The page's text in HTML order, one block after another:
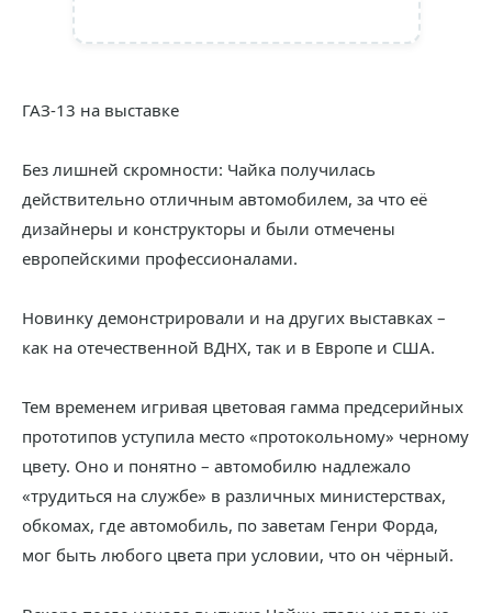
ГАЗ-13 на выставке
Без лишней скромности: Чайка получилась
действительно отличным автомобилем, за что её
дизайнеры и конструкторы и были отмечены
европейскими профессионалами.
Новинку демонстрировали и на других выставках –
как на отечественной ВДНХ, так и в Европе и США.
Тем временем игривая цветовая гамма предсерийных
прототипов уступила место «протокольному» черному
цвету. Оно и понятно – автомобилю надлежало
«трудиться на службе» в различных министерствах,
обкомах, где автомобиль, по заветам Генри Форда,
мог быть любого цвета при условии, что он чёрный.